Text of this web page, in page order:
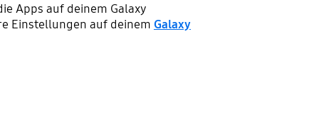
Apps auf deinem Galaxy
Einstellungen auf deinem Galaxy